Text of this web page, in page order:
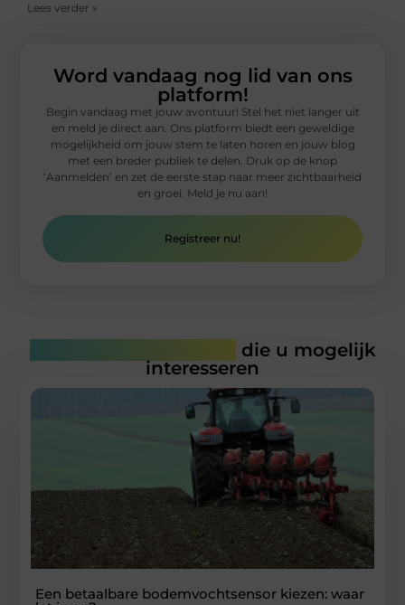
Lees verder »
Word vandaag nog lid van ons
platform!
Begin vandaag met jouw avontuur! Stel het niet langer uit
en meld je direct aan. Ons platform biedt een geweldige
mogelijkheid om jouw stem te laten horen en jouw blog
met een breder publiek te delen. Druk op de knop
‘Aanmelden’ en zet de eerste stap naar meer zichtbaarheid
en groei. Meld je nu aan!
Registreer nu!
die u mogelijk
interesseren
Een betaalbare bodemvochtsensor kiezen: waar